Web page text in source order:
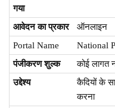
गया
आवेदन का प्रकार
ऑनलाइन
Portal Name
National
पंजीकरण शुल्क
कोई लागत
उद्देश्य
कैदियों के
करना